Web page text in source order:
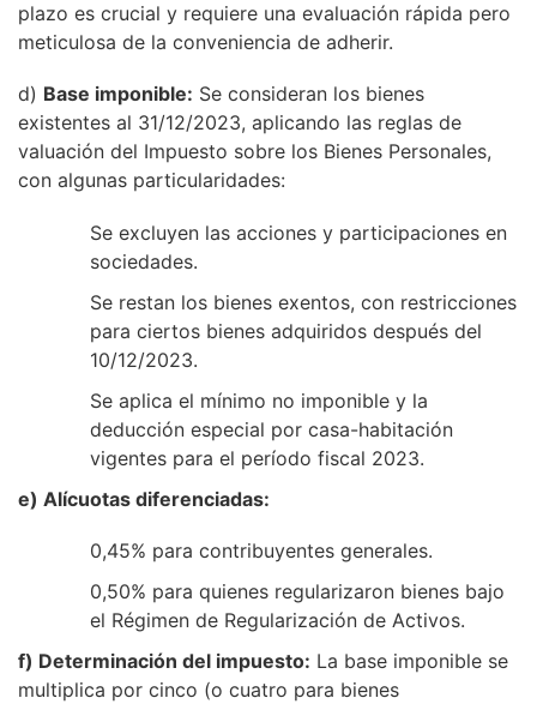
plazo es crucial y requiere una evaluación rápida pero
meticulosa de la conveniencia de adherir.
d) Base imponible: Se consideran los bienes
existentes al 31/12/2023, aplicando las reglas de
valuación del Impuesto sobre los Bienes Personales,
con algunas particularidades:
Se excluyen las acciones y participaciones en
sociedades.
Se restan los bienes exentos, con restricciones
para ciertos bienes adquiridos después del
10/12/2023.
Se aplica el mínimo no imponible y la
deducción especial por casa-habitación
vigentes para el período fiscal 2023.
e) Alícuotas diferenciadas:
0,45% para contribuyentes generales.
0,50% para quienes regularizaron bienes bajo
el Régimen de Regularización de Activos.
f) Determinación del impuesto: La base imponible se
multiplica por cinco (o cuatro para bienes